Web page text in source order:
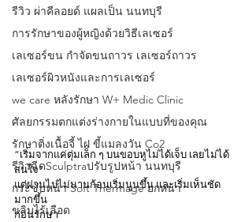
รีวิว ผ่าคีลอยด์ แผลเป็น นนทบุรี
การรักษาของผู้หญิงด้วยวิธีเลเซอร์
เลเซอร์ขน กําจัดขนถาวร เลเซอร์ถาวร
เลเซอร์ผิวหนังและการเลเซอร์
we care หลังรักษา W+ Medic Clinic
ศัลยกรรมตกแต่งร่างกายในแบบที่ของคุณ
รักษาติ่งเนื้อจี้ ไฝ ขี้แมลงวัน Co2
รีวิวฉีดSculptraปรับรูปหน้า นนทบุรี
กระชับหน้า Soft Thermage ยกหน้า
ขลิบไร้เลือด
“เริ่มจากแค่ตุ่มเล็ก ๆ บนขอบหูไม่ได้เจ็บ เลยไม่ได้
สนใจ”
แต่ผ่านไปไม่นานก้อนเริ่มนูนขึ้น และเริ่มเห็นชัด
มากขึ้น
ก่อนรักษา